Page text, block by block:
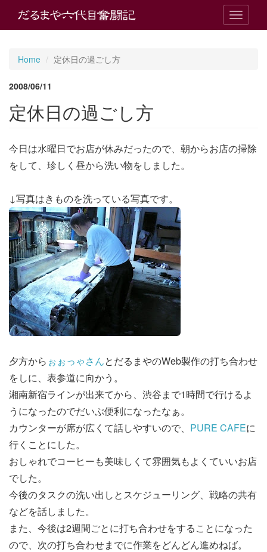
T
o
a
Home 定休日の過ごし方
2008/06/11
定休日の過ごし方
今日は水曜日でお店が休みだったので、朝からお店の掃除
をして、珍しく昼から洗い物をしました。
↓写真はきものを洗っている写真です。
夕方から ぉぉっゃさんとだるまやのWeb製作の打ち合わせ
をしに、表参道に向かう。
湘南新宿ラインが出来てから、渋谷まで1時間で行けるよ
うになったのでだいぶ便利になったなぁ。
カウンターが席が広くて話しやすいので、 PURE CAFEに
行くことにした。
おしゃれでコーヒーも美味しくて雰囲気もよくていいお店
でした。
今後のタスクの洗い出しとスケジューリング、戦略の共有
などを話しました。
また、今後は2週間ごとに打ち合わせをすることになった
ので、次の打ち合わせまでに作業をどんどん進めねば。